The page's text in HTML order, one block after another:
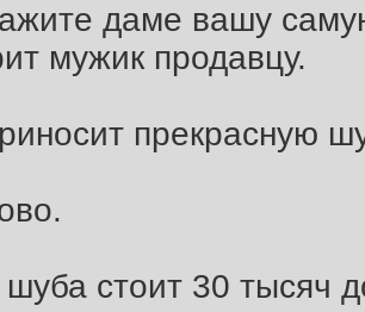
даме вашу
мужик продавцу.
прекрасную
стоит 30 тысяч